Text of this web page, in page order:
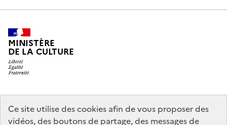
Ce site utilise des cookies afin de vous proposer des
vidéos, des boutons de partage, des messages de
MINISTÈRE
DE LA CULTURE
legifrance.gouv.fr
info.gouv.fr